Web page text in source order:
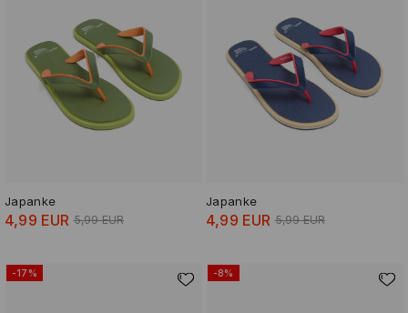
Japanke
4,99 EUR 5,99 EUR
Japanke
4,99 EUR 5,99 EUR
-17% -8%